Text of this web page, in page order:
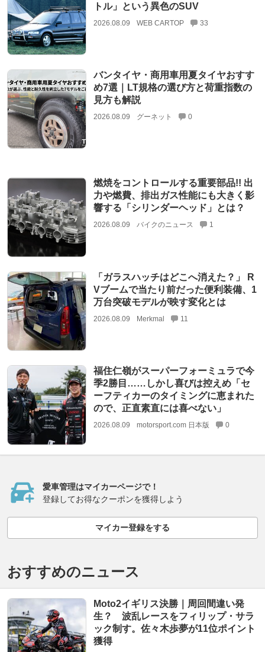
トル」という異色のSUV
2026.08.09 WEB CARTOP 33
バンタイヤ・商用車用夏タイヤおすす
め7選｜LT規格の選び方と荷重指数の
見方も解説
2026.08.09 グーネット 0
燃焼をコントロールする重要部品!! 出
力や燃費、排出ガス性能にも大きく影
響する「シリンダーヘッド」とは？
2026.08.09 バイクのニュース 1
「ガラスハッチはどこへ消えた？」 R
Vブームで当たり前だった便利装備、1
万台突破モデルが映す変化とは
2026.08.09 Merkmal 11
福住仁嶺がスーパーフォーミュラで今
季2勝目……しかし喜びは控えめ「セ
ーフティカーのタイミングに恵まれた
ので、正直素直には喜べない」
2026.08.09 motorsport.com 日本版 0
愛車管理はマイカーページで！
登録してお得なクーポンを獲得しよう
マイカー登録をする
おすすめのニュース
Moto2イギリス決勝｜周回間違い発
生？ 波乱レースをフィリップ・サラ
ック制す。佐々木歩夢が11位ポイント
獲得